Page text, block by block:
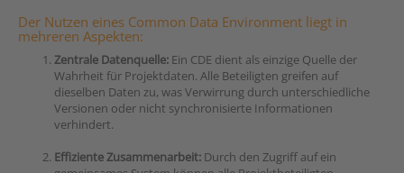
Der Nutzen eines Common Data Environment liegt in
mehreren Aspekten:
Zentrale Datenquelle: Ein CDE dient als einzige Quelle der
Wahrheit für Projektdaten. Alle Beteiligten greifen auf
dieselben Daten zu, was Verwirrung durch unterschiedliche
Versionen oder nicht synchronisierte Informationen
verhindert.
Effiziente Zusammenarbeit: Durch den Zugriff auf ein